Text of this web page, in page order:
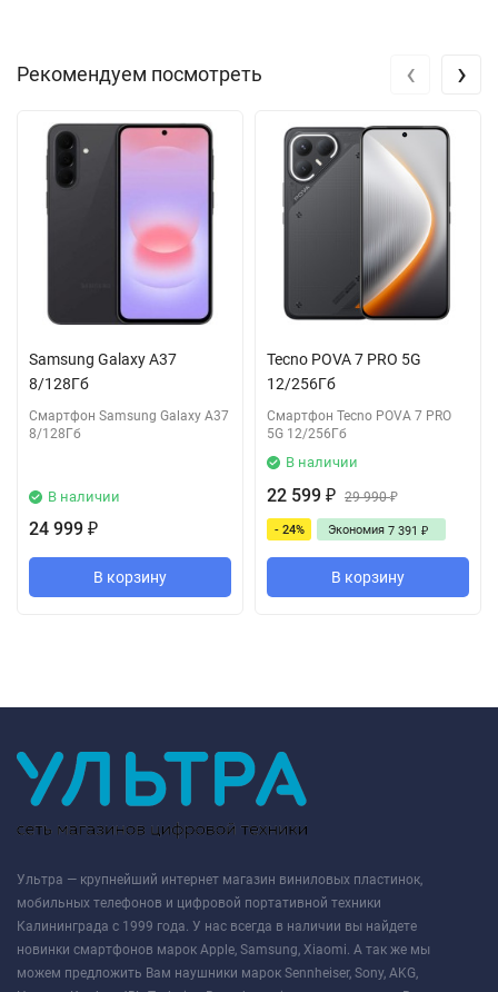
Рекомендуем посмотреть
Samsung Galaxy A37
8/128Гб
Смартфон Samsung Galaxy A37
8/128Гб
В наличии
24 999 ₽
В корзину
Tecno POVA 7 PRO 5G
12/256Гб
Смартфон Tecno POVA 7 PRO
5G 12/256Гб
В наличии
22 599 ₽ 29 990₽
- 24% Экономия 7 391 ₽
В корзину
‹ ›
Ультра — крупнейший интернет магазин виниловых пластинок,
мобильных телефонов и цифровой портативной техники
Калининграда с 1999 года. У нас всегда в наличии вы найдете
новинки смартфонов марок Apple, Samsung, Xiaomi. А так же мы
можем предложить Вам наушники марок Sennheiser, Sony, AKG,